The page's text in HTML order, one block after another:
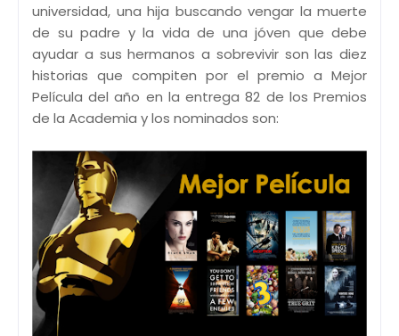
universidad, una hija buscando vengar la muerte
de su padre y la vida de una jóven que debe
ayudar a sus hermanos a sobrevivir son las diez
historias que compiten por el premio a Mejor
Película del año en la entrega 82 de los Premios
de la Academia y los nominados son: